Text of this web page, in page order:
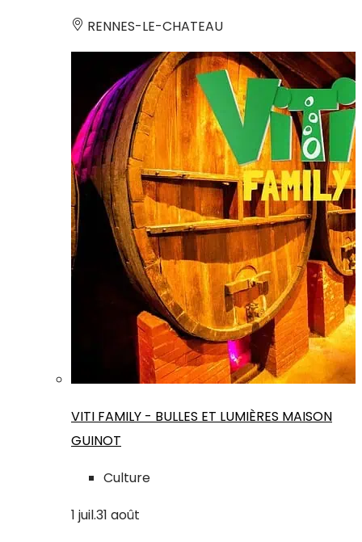
RENNES-LE-CHATEAU
VITI FAMILY - BULLES ET LUMIÈRES MAISON
GUINOT
Culture
1 juil.31 août